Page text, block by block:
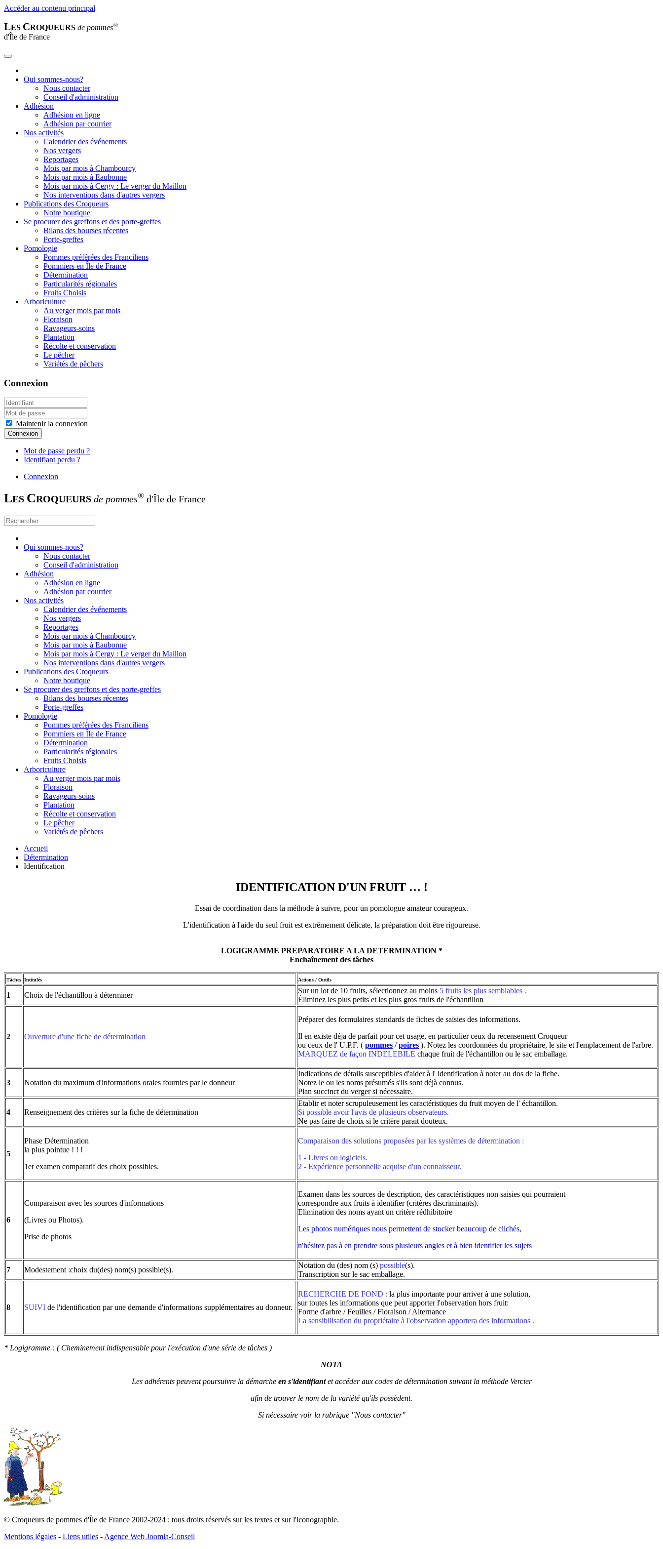
Accéder au contenu principal
LES CROQUEURS de pommes®
d'Île de France
Qui sommes-nous?
Nous contacter
Conseil d'administration
Adhésion
Adhésion en ligne
Adhésion par courrier
Nos activités
Calendrier des événements
Nos vergers
Reportages
Mois par mois à Chambourcy
Mois par mois à Eaubonne
Mois par mois à Cergy : Le verger du Maillon
Nos interventions dans d'autres vergers
Publications des Croqueurs
Notre boutique
Se procurer des greffons et des porte-greffes
Bilans des bourses récentes
Porte-greffes
Pomologie
Pommes préférées des Franciliens
Pommiers en Île de France
Détermination
Particularités régionales
Fruits Choisis
Arboriculture
Au verger mois par mois
Floraison
Ravageurs-soins
Plantation
Récolte et conservation
Le pêcher
Variétés de pêchers
Connexion
Maintenir la connexion
Connexion
Mot de passe perdu ?
Identifiant perdu ?
Connexion
LES CROQUEURS de pommes® d'Île de France
Qui sommes-nous?
Nous contacter
Conseil d'administration
Adhésion
Adhésion en ligne
Adhésion par courrier
Nos activités
Calendrier des événements
Nos vergers
Reportages
Mois par mois à Chambourcy
Mois par mois à Eaubonne
Mois par mois à Cergy : Le verger du Maillon
Nos interventions dans d'autres vergers
Publications des Croqueurs
Notre boutique
Se procurer des greffons et des porte-greffes
Bilans des bourses récentes
Porte-greffes
Pomologie
Pommes préférées des Franciliens
Pommiers en Île de France
Détermination
Particularités régionales
Fruits Choisis
Arboriculture
Au verger mois par mois
Floraison
Ravageurs-soins
Plantation
Récolte et conservation
Le pêcher
Variétés de pêchers
Accueil
Détermination
Identification
IDENTIFICATION D'UN FRUIT … !
Essai de coordination dans la méthode à suivre, pour un pomologue amateur courageux.
L'identification à l'aide du seul fruit est extrêmement délicate, la préparation doit être rigoureuse.
LOGIGRAMME PREPARATOIRE A LA DETERMINATION *
Enchaînement des tâches
Tâches Intitulés Actions / Outils
1 Choix de l'échantillon à déterminer
Sur un lot de 10 fruits, sélectionnez au moins 5 fruits les plus semblables .
Éliminez les plus petits et les plus gros fruits de l'échantillon
2 Ouverture d'une fiche de détermination
Préparer des formulaires standards de fiches de saisies des informations.
Il en existe déja de parfait pour cet usage, en particulier ceux du recensement Croqueur
ou ceux de l' U.P.F. ( pommes /poires ). Notez les coordonnées du propriétaire, le site et l'emplacement de l'arbre.
MARQUEZ de façon INDELEBILE chaque fruit de l'échantillon ou le sac emballage.
3 Notation du maximum d'informations orales fournies par le donneur
Indications de détails susceptibles d'aider à l' identification à noter au dos de la fiche.
Notez le ou les noms présumés s'ils sont déjà connus.
Plan succinct du verger si nécessaire.
4 Renseignement des critères sur la fiche de détermination
Etablir et noter scrupuleusement les caractéristiques du fruit moyen de l' échantillon.
Si possible avoir l'avis de plusieurs observateurs.
Ne pas faire de choix si le critère parait douteux.
5
Phase Détermination
la plus pointue ! ! !
1er examen comparatif des choix possibles.
Comparaison des solutions proposées par les systèmes de détermination :
1 - Livres ou logiciels.
2 - Expérience personnelle acquise d'un connaisseur.
6
Comparaison avec les sources d'informations
(Livres ou Photos).
Prise de photos
Examen dans les sources de description, des caractéristiques non saisies qui pourraient
correspondre aux fruits à identifier (critères discriminants).
Elimination des noms ayant un critère rédhibitoire
Les photos numériques nous permettent de stocker beaucoup de clichés,
n'hésitez pas à en prendre sous plusieurs angles et à bien identifier les sujets
7 Modestement :choix du(des) nom(s) possible(s).
Notation du (des) nom (s) possible(s).
Transcription sur le sac emballage.
8 SUIVI de l'identification par une demande d'informations supplémentaires au donneur.
RECHERCHE DE FOND : la plus importante pour arriver à une solution,
sur toutes les informations que peut apporter l'observation hors fruit:
Forme d'arbre / Feuilles / Floraison / Alternance
La sensibilisation du propriétaire à l'observation apportera des informations .
* Logigramme : ( Cheminement indispensable pour l'exécution d'une série de tâches )
NOTA
Les adhérents peuvent poursuivre la démarche en s'identifiantet accéder aux codes de détermination suivant la méthode Vercier
afin de trouver le nom de la variété qu'ils possèdent.
Si nécessaire voir la rubrique "Nous contacter"
© Croqueurs de pommes d'Île de France 2002-2024 ; tous droits réservés sur les textes et sur l'iconographie.
Mentions légales - Liens utiles - Agence Web Joomla-Conseil